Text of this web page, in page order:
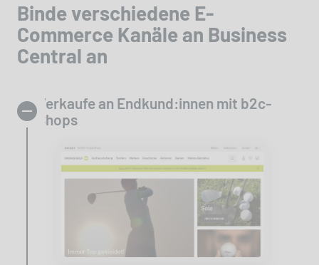
Binde verschiedene E-
Commerce Kanäle an Business
Central an
Verkaufe an Endkund:innen mit b2c-
Shops